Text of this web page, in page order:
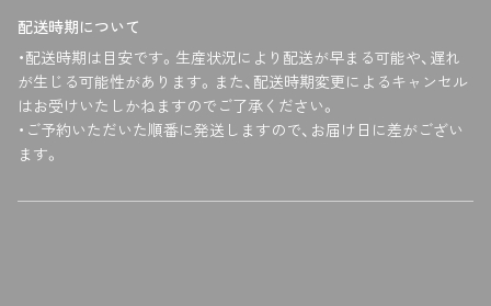
配送時期について
・配送時期は目安です。生産状況により配送が早まる可能や、遅れ
が生じる可能性があります。また、配送時期変更によるキャンセル
はお受けいたしかねますのでご了承ください。
・ご予約いただいた順番に発送しますので、お届け日に差がござい
ます。